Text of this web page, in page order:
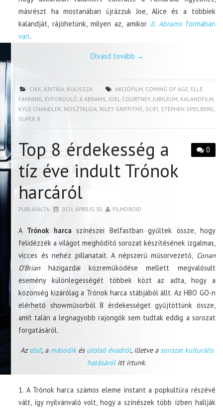
másrészt ha mostanában újrázzuk Joe, Alice és a többiek
kalandját, rájöhetünk, milyen az, amikorJJ. Abramsformában
van.
Olvasd tovább →
CIKK KRITIKA KULISSZA AKCIÓFILM COMING OF AGE ELLE
FANNING ÉVFORDULÓ JJ ABRAMS JOEL COURTNEY, JUBILEUM KALANDFILM
KYLE CHANDLER NOSZTALGIA RILEY GRIFFITHS SCIFI STEPHEN SPIELBERG
SUPER 8
0
Top 8 érdekesség a
tíz éve indult Trónok
harcáról
PUBLIKÁLTA 2021. ÁPRILIS 30. FILMDROID
A Trónok harcaszínészei Belfastban gyűltek össze, hogy
felidézzék a világot meghódító sorozat készítésének izgalmas,
vicces és nehéz pillanatait. A népszerű műsorvezető, Conan
O’Brianházigazdai közreműködése mellett megvalósult
esemény különlegességét többek közt az adta, hogy a
közönség kizárólag a Trónok harca stábjából állt. Az HBO GO-n
elérhető showműsorból 8 érdekességet gyűjtöttünk össze,
amit talán a legnagyobb rajongók sem tudtak eddig a sorozat
forgatásáról.
Azelső, a másodikés utolsó évadról, illetve asorozat kulturális
hatásárólitt írtunk.
1. A Trónok harca számos eleme instant a popkultúra részévé
vált, így nyilvánvaló volt, hogy a színészek több ízben hallják